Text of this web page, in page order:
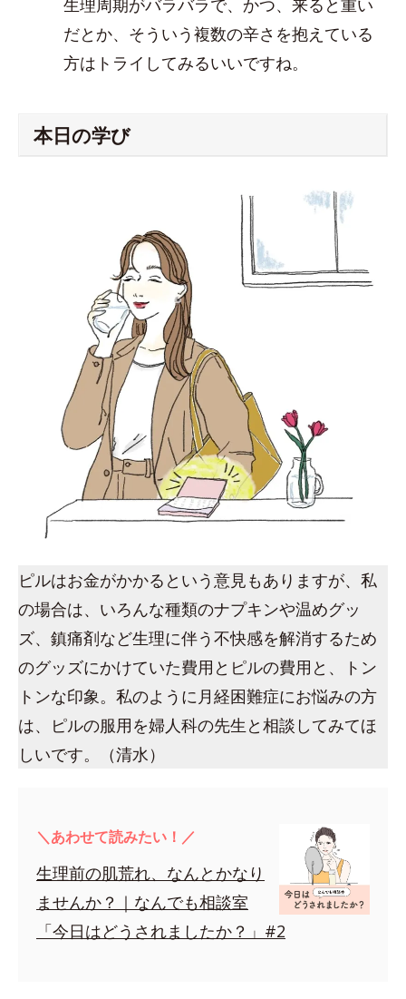
生理周期がバラバラで、かつ、来ると重い
だとか、そういう複数の辛さを抱えている
方はトライしてみるいいですね。
本日の学び
ピルはお金がかかるという意見もありますが、私
の場合は、いろんな種類のナプキンや温めグッ
ズ、鎮痛剤など生理に伴う不快感を解消するため
のグッズにかけていた費用とピルの費用と、トン
トンな印象。私のように月経困難症にお悩みの方
は、ピルの服用を婦人科の先生と相談してみてほ
しいです。（清水）
＼あわせて読みたい！／
生理前の肌荒れ、なんとかなり
ませんか？｜なんでも相談室
「今日はどうされましたか？」#2